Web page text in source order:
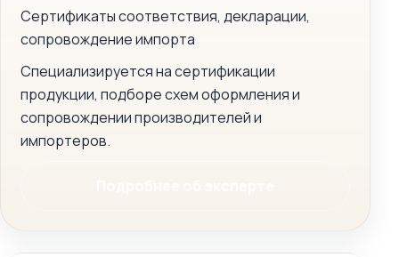
Сертификаты соответствия, декларации,
сопровождение импорта
Специализируется на сертификации
продукции, подборе схем оформления и
сопровождении производителей и
импортеров.